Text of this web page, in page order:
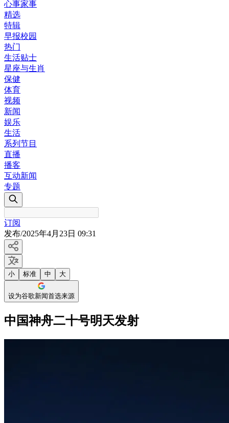
心事家事
精选
特辑
早报校园
热门
生活贴士
星座与生肖
保健
体育
视频
新闻
娱乐
生活
系列节目
直播
播客
互动新闻
专题
订阅
发布/2025年4月23日 09:31
小 标准 中 大
设为谷歌新闻首选来源
中国神舟二十号明天发射